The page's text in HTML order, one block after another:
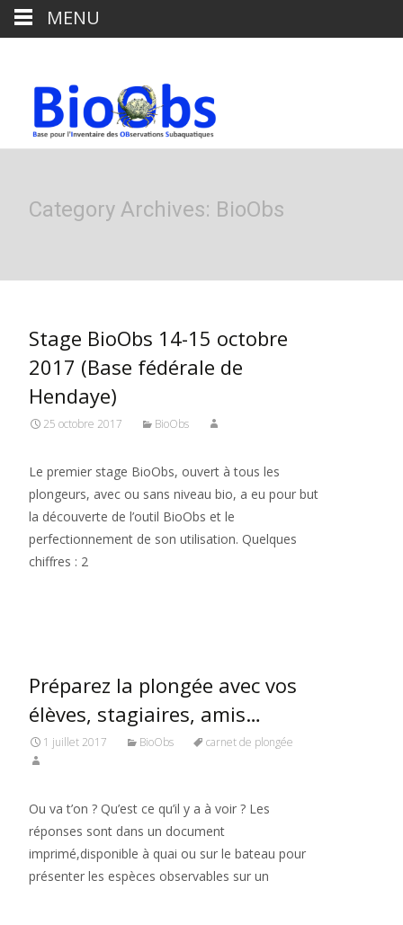
Category Archives: BioObs
Stage BioObs 14-15 octobre
2017 (Base fédérale de
Hendaye)
25 octobre 2017 BioObs
Le premier stage BioObs, ouvert à tous les
plongeurs, avec ou sans niveau bio, a eu pour but
la découverte de l’outil BioObs et le
perfectionnement de son utilisation. Quelques
chiffres : 2
Préparez la plongée avec vos
élèves, stagiaires, amis…
1 juillet 2017 BioObs carnet de plongée
Ou va t’on ? Qu’est ce qu’il y a à voir ? Les
réponses sont dans un document
imprimé,disponible à quai ou sur le bateau pour
présenter les espèces observables sur un
MENU